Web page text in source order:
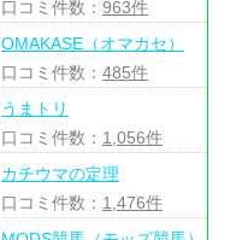
口コミ件数： 963件
OMAKASE（オマカセ）
口コミ件数： 485件
うまトリ
口コミ件数： 1,056件
カチウマの定理
口コミ件数： 1,476件